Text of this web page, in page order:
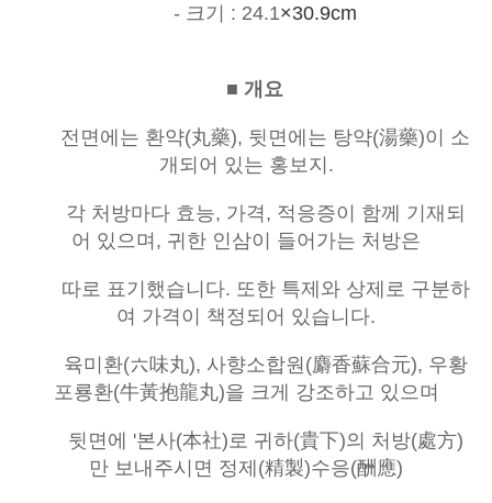
- 크기 : 24.1×30.9cm
■ 개요
전면에는 환약(丸藥), 뒷면에는 탕약(湯藥)이 소
개되어 있는 홍보지.
각 처방마다 효능, 가격, 적응증이 함께 기재되
어 있으며, 귀한 인삼이 들어가는 처방은
따로 표기했습니다. 또한 특제와 상제로 구분하
여 가격이 책정되어 있습니다.
육미환(六味丸), 사향소합원(麝香蘇合元), 우황
포룡환(牛黃抱龍丸)을 크게 강조하고 있으며
뒷면에 '본사(本社)로 귀하(貴下)의 처방(處方)
만 보내주시면 정제(精製)수응(酬應)